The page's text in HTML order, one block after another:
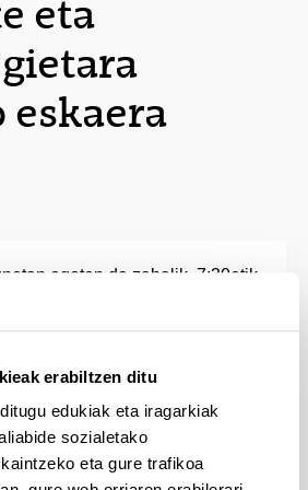
erabiltzen ditu
edukiak eta iragarkiak
sozialetako
eta gure trafikoa
eta
eskaera
egoten da zabalik, 7:30etik
behar badu, segurtasuneko
beharko die 94 601 2644
deituta, eta berriro deitu beharko